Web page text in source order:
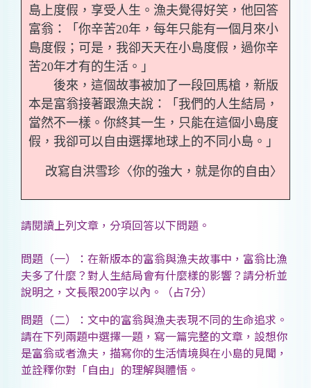
島上度假，享受人生。漁夫覺得好笑，他回答
富翁：「你辛苦20年，每年只能有一個月來小
島度假；可是，我卻天天在小島度假，過你辛
苦20年才有的生活。」
後來，這個故事被加了一段回馬槍，新版
本是富翁接著跟漁夫說：「我們的人生結局，
當然不一樣。你終其一生，只能在這個小島度
假，我卻可以自由選擇地球上的不同小島。」
改寫自洪雪珍〈你的強大，就是你的自由〉
請閱讀上列文章，分項回答以下問題。
問題（一）：在新版本的富翁與漁夫故事中，富翁比漁
夫多了什麼？對人生結局會有什麼樣的影響？請分析並
說明之，文長限200字以內。（占7分）
問題（二）：文中的富翁與漁夫表現不同的生命追求。
請在下列兩題中選擇一題，寫一篇完整的文章，設想你
是富翁或者漁夫，描寫你的生活情境與在小島的見聞，
並詮釋你對「自由」的理解與體悟。